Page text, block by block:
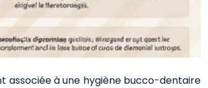
associée à une hygiène bucco-dentaire